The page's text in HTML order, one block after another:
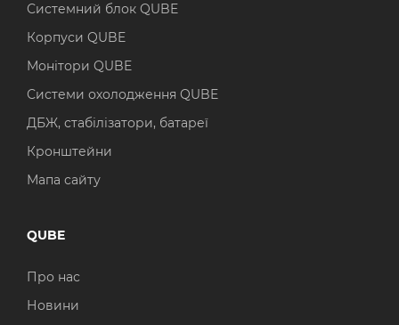
Системний блок QUBE
Корпуси QUBE
Монітори QUBE
Системи охолодження QUBE
ДБЖ, стабілізатори, батареї
Кронштейни
Мапа сайту
QUBE
Про нас
Новини